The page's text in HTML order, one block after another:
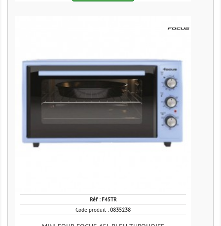
Réf : F45TR
Code produit :0835238